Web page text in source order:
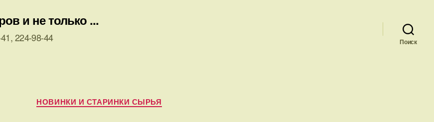
и не только ...
224-98-44 Поиск
Рубрики
НОВИНКИ И СТАРИНКИ СЫРЬЯ